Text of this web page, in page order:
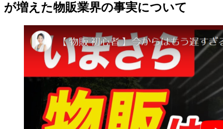
が増えた物販業界の事実について